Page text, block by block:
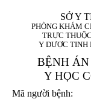
SỞ Y
PHÒNG KHÁM
TRỰC
Y DƯỢC TINH
BỆNH
Y HỌC
Mã người bệnh: